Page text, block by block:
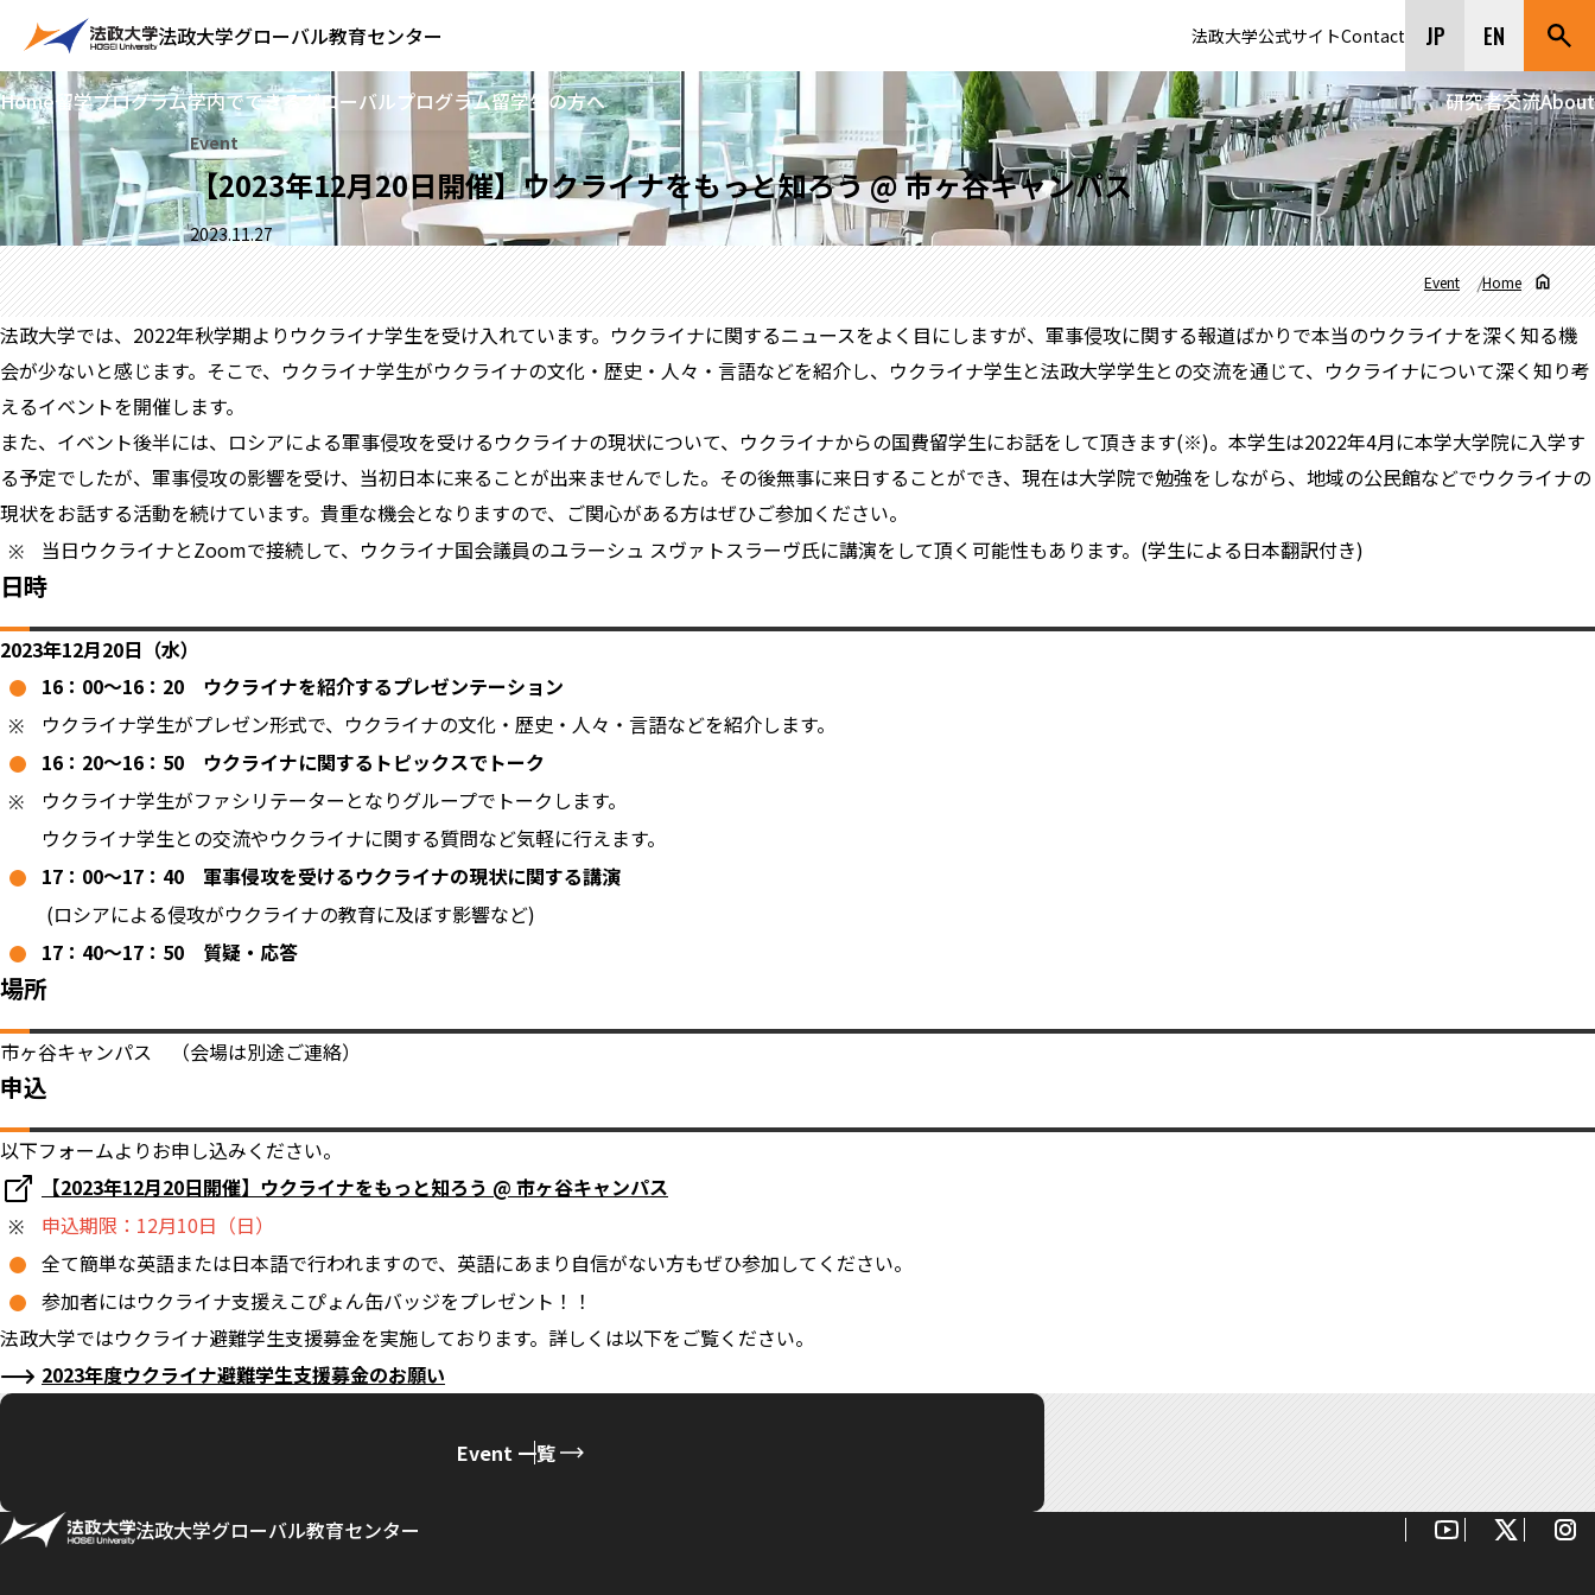
法政大学グローバル教育センター 法政大学公式サイトContact JP EN
Home留学プログラム学内でできるグローバルプログラム留学生の方へ 研究者交流About
Event
【2023年12月20日開催】ウクライナをもっと知ろう @ 市ヶ谷キャンパス
2023.11.27
Home
Event
法政大学では、2022年秋学期よりウクライナ学生を受け入れています。ウクライナに関するニュースをよく目にしますが、軍事侵攻に関する報道ばかりで本当のウクライナを深く知る機
会が少ないと感じます。そこで、ウクライナ学生がウクライナの文化・歴史・人々・言語などを紹介し、ウクライナ学生と法政大学学生との交流を通じて、ウクライナについて深く知り考
えるイベントを開催します。
また、イベント後半には、ロシアによる軍事侵攻を受けるウクライナの現状について、ウクライナからの国費留学生にお話をして頂きます(※)。本学生は2022年4月に本学大学院に入学す
る予定でしたが、軍事侵攻の影響を受け、当初日本に来ることが出来ませんでした。その後無事に来日することができ、現在は大学院で勉強をしながら、地域の公民館などでウクライナの
現状をお話する活動を続けています。貴重な機会となりますので、ご関心がある方はぜひご参加ください。
当日ウクライナとZoomで接続して、ウクライナ国会議員のユラーシュ スヴァトスラーヴ氏に講演をして頂く可能性もあります。(学生による日本翻訳付き)
日時
2023年12月20日（水）
16：00～16：20
ウクライナを紹介するプレゼンテーション
ウクライナ学生がプレゼン形式で、ウクライナの文化・歴史・人々・言語などを紹介します。
16：20～16：50
ウクライナに関するトピックスでトーク
ウクライナ学生がファシリテーターとなりグループでトークします。
ウクライナ学生との交流やウクライナに関する質問など気軽に行えます。
17：00～17：40
軍事侵攻を受けるウクライナの現状に関する講演
(ロシアによる侵攻がウクライナの教育に及ぼす影響など)
17：40～17：50 質疑・応答
場所
市ヶ谷キャンパス （会場は別途ご連絡）
申込
以下フォームよりお申し込みください。
【2023年12月20日開催】ウクライナをもっと知ろう @ 市ヶ谷キャンパス
申込期限：12月10日（日）
全て簡単な英語または日本語で行われますので、英語にあまり自信がない方もぜひ参加してください。
参加者にはウクライナ支援えこぴょん缶バッジをプレゼント！！
法政大学ではウクライナ避難学生支援募金を実施しております。詳しくは以下をご覧ください。
2023年度ウクライナ避難学生支援募金のお願い
Event 一覧
法政大学グローバル教育センター